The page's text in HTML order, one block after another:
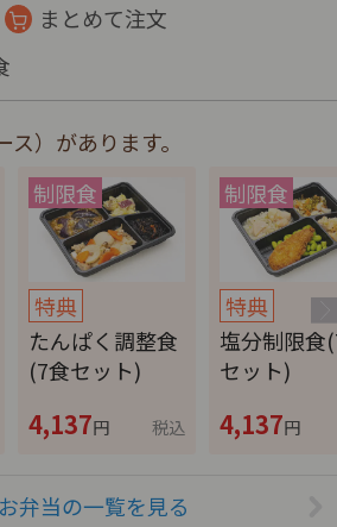
まとめて注文
）があります。
特典
たんぱく調整食
(7食セット)
4,137円 税込
特典
塩分制限食
セット)
4,137円
弁当の一覧を見る